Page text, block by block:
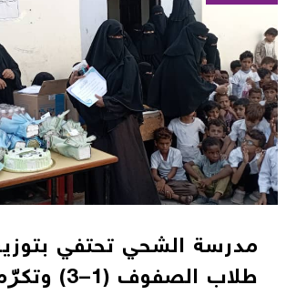
مدرسة الشحي تحتفي
طلاب الصفوف (1–3) وتكرّم المبرزين